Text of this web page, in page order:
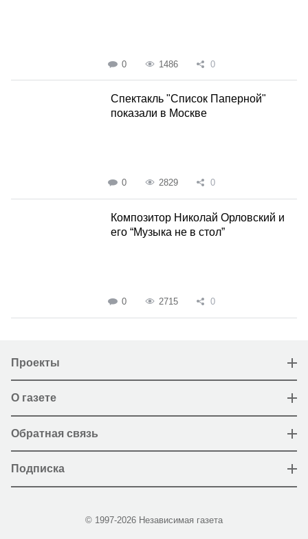
0 1486 0
Спектакль "Список Паперной"
показали в Москве
0 2829 0
Композитор Николай Орловский и
его “Музыка не в стол”
0 2715 0
Проекты
О газете
Обратная связь
Подписка
© 1997-2026 Независимая газета